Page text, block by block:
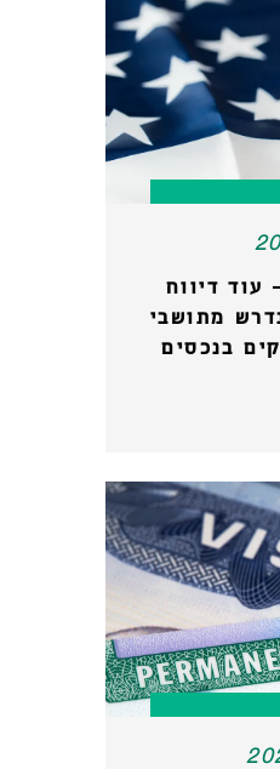
דיווח
מתושבי
בנכסים